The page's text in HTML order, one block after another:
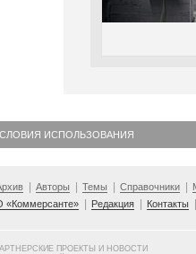
ИСПОЛЬЗОВАНИЯ
Авторы Темы Справочники
«Коммерсанте»
Редакция Контакты
ПРОЕКТЫ И НОВОСТИ